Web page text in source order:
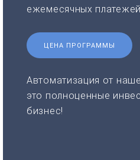
ежемесячных
ЦЕНА ПРОГРАММЫ
Автоматизация от
это полноценные
бизнес!